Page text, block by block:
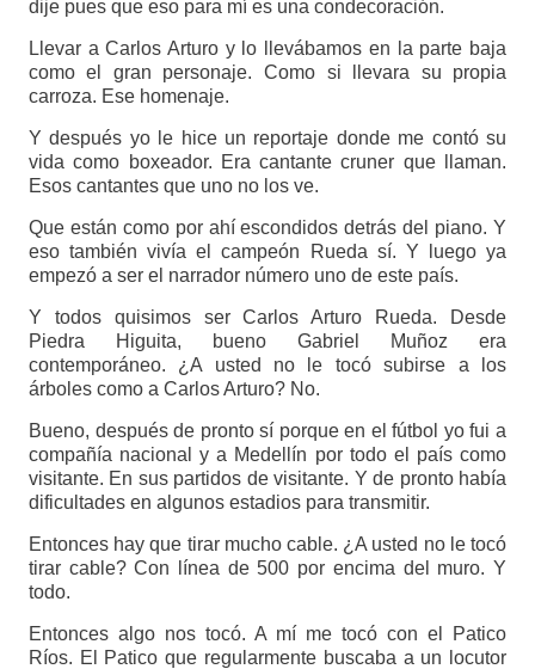
dije pues que eso para mí es una condecoración.
Llevar a Carlos Arturo y lo llevábamos en la parte baja
como el gran personaje. Como si llevara su propia
carroza. Ese homenaje.
Y después yo le hice un reportaje donde me contó su
vida como boxeador. Era cantante cruner que llaman.
Esos cantantes que uno no los ve.
Que están como por ahí escondidos detrás del piano. Y
eso también vivía el campeón Rueda sí. Y luego ya
empezó a ser el narrador número uno de este país.
Y todos quisimos ser Carlos Arturo Rueda. Desde
Piedra Higuita, bueno Gabriel Muñoz era
contemporáneo. ¿A usted no le tocó subirse a los
árboles como a Carlos Arturo? No.
Bueno, después de pronto sí porque en el fútbol yo fui a
compañía nacional y a Medellín por todo el país como
visitante. En sus partidos de visitante. Y de pronto había
dificultades en algunos estadios para transmitir.
Entonces hay que tirar mucho cable. ¿A usted no le tocó
tirar cable? Con línea de 500 por encima del muro. Y
todo.
Entonces algo nos tocó. A mí me tocó con el Patico
Ríos. El Patico que regularmente buscaba a un locutor